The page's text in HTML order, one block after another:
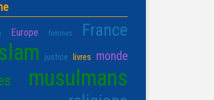
Europe femmes France
justice livres monde
musulmans